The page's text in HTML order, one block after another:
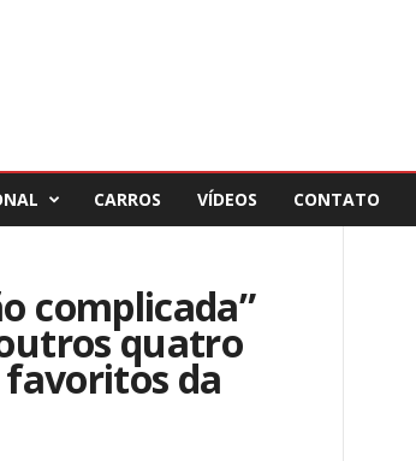
CARROS VÍDEOS CONTATO
complicada”
quatro
da